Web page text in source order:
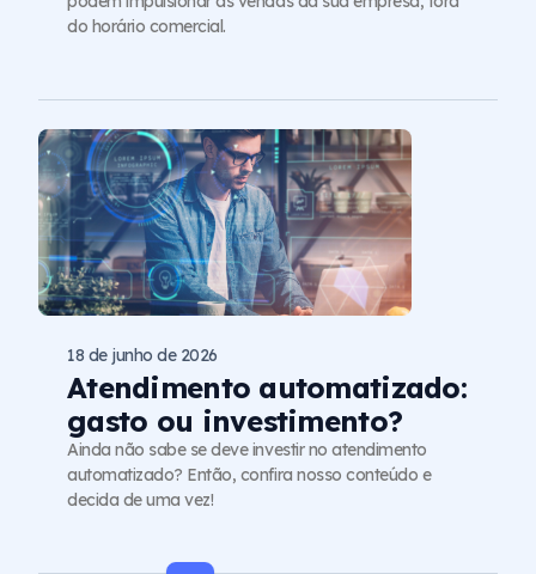
do horário comercial.
Atendimento automatizado:
gasto ou investimento?
18 de junho de 2026
Ainda não sabe se deve investir no atendimento
automatizado? Então, confira nosso conteúdo e
decida de uma vez!